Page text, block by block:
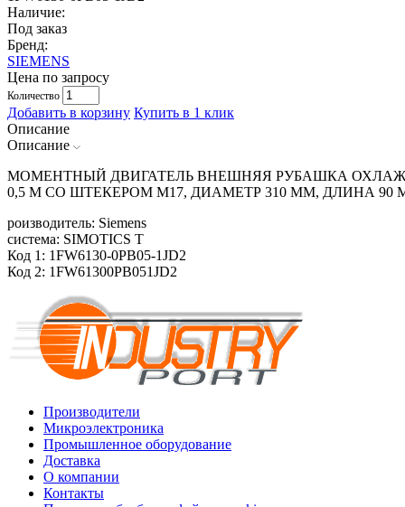
Наличие:
Под заказ
Бренд:
SIEMENS
Цена по запросу
Количество
Добавить в корзину Купить в 1 клик
Описание
Описание
МОМЕНТНЫЙ ДВИГАТЕЛЬ ВНЕШНЯЯ РУБАШКА
0,5 М СО ШТЕКЕРОМ M17, ДИАМЕТР 310 ММ, ДЛИНА
роизводитель: Siemens
система: SIMOTICS T
Код 1: 1FW6130-0PB05-1JD2
Код 2: 1FW61300PB051JD2
Производители
Микроэлектроника
Промышленное оборудование
Доставка
О компании
Контакты